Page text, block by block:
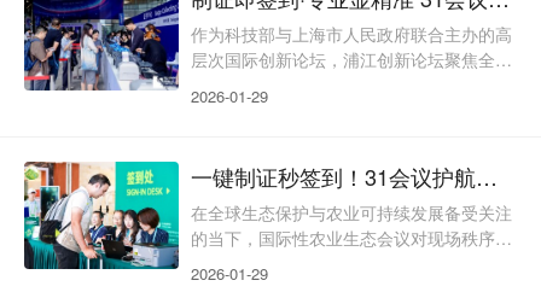
办方的统筹压力。31会议深耕自助签到领
域，依托数字化技术打造贴合高端会议需求
的31会议自助签到解决方案，跳出“被动核
作、智能化联动为核
作为科技部与上海市人民政府联合主办的高
层次国际创新论坛，浦江创新论坛聚焦全球
源，是我国科技创新领域的重要对外窗口。
元参会需求，还要彰显论坛的专业严谨性，
更要衔接会议全流程的精细化管理，传统制
证模式的繁琐、低效的弊端在此类国际科创
解决方案，精准洞察高
2026-01-29
一键制证秒签到！31会议护航云南农泽生物多样性大会
在全球生态保护与农业可持续发展备受关注
的当下，国际性农业生态会议对现场秩序管
2026-01-29